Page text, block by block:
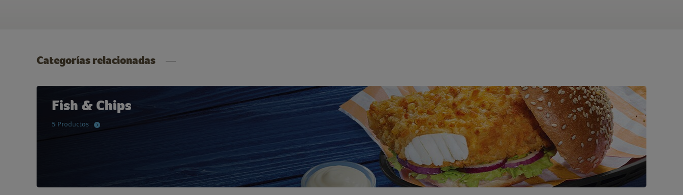
Categorías relacionadas
Fish & Chips
5 Productos